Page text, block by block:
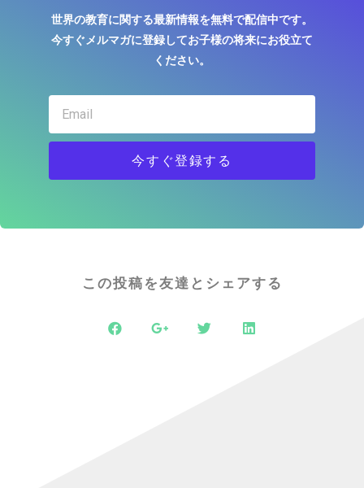
世界の教育に関する最新情報を無料で配信中です。
今すぐメルマガに登録してお子様の将来にお役立て
ください。
今すぐ登録する
この投稿を友達とシェアする